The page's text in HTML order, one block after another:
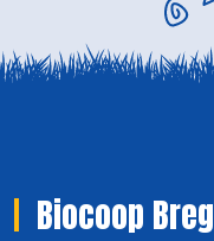
Biocoop